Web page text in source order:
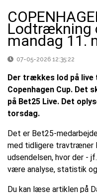
Lodtrækning
mandag 11.
07-05-2026 12:35:22
Der trækkes lod på
Copenhagen Cup. Det
på Bet25 Live. Det
torsdag.
Det er Bet25-
med tidligere travtræner
udsendelsen, hvor der -
være analyse, statistik
Du kan læse artiklen på